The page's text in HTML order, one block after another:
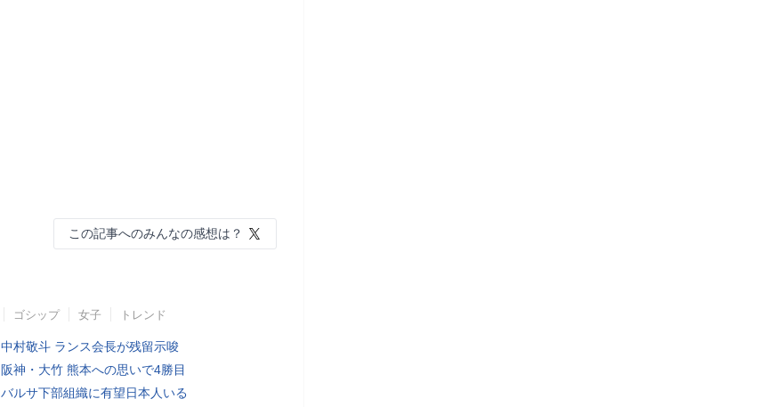
この記事へのみんなの感想は？
ゴシップ 女子 トレンド
中村敬斗 ランス会長が残留示唆
阪神・大竹 熊本への思いで4勝目
バルサ下部組織に有望日本人いる